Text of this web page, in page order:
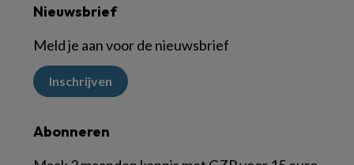
Nieuwsbrief
Meld je aan voor de nieuwsbrief
Inschrijven
Abonneren